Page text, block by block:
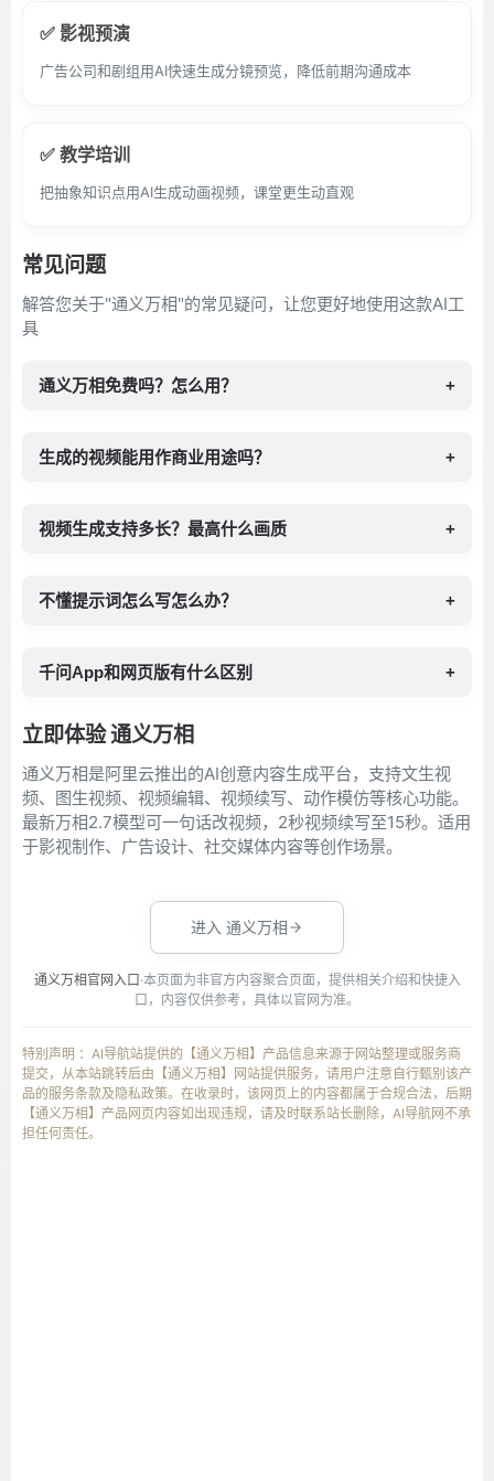
✅ 影视预演
广告公司和剧组用AI快速生成分镜预览，降低前期沟通成本
✅ 教学培训
把抽象知识点用AI生成动画视频，课堂更生动直观
常见问题
解答您关于"通义万相"的常见疑问，让您更好地使用这款AI工
具
通义万相免费吗？怎么用？ +
生成的视频能用作商业用途吗？ +
视频生成支持多长？最高什么画质 +
不懂提示词怎么写怎么办？ +
千问App和网页版有什么区别 +
立即体验 通义万相
通义万相是阿里云推出的AI创意内容生成平台，支持文生视
频、图生视频、视频编辑、视频续写、动作模仿等核心功能。
最新万相2.7模型可一句话改视频，2秒视频续写至15秒。适用
于影视制作、广告设计、社交媒体内容等创作场景。
进入 通义万相
通义万相官网入口 ·本页面为非官方内容聚合页面，提供相关介绍和快捷入
口，内容仅供参考，具体以官网为准。
特别声明 ：AI导航站提供的【通义万相】产品信息来源于网站整理或服务商
提交，从本站跳转后由【通义万相】网站提供服务，请用户注意自行甄别该产
品的服务条款及隐私政策。在收录时，该网页上的内容都属于合规合法，后期
【通义万相】产品网页内容如出现违规，请及时联系站长删除，AI导航网不承
担任何责任。